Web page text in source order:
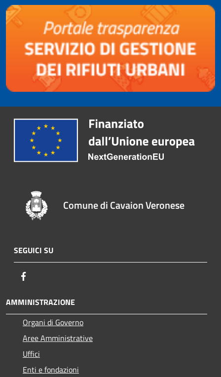
Comune di Cavaion Veronese
SEGUICI SU
AMMINISTRAZIONE
Organi di Governo
Aree Amministrative
Uffici
Enti e fondazioni